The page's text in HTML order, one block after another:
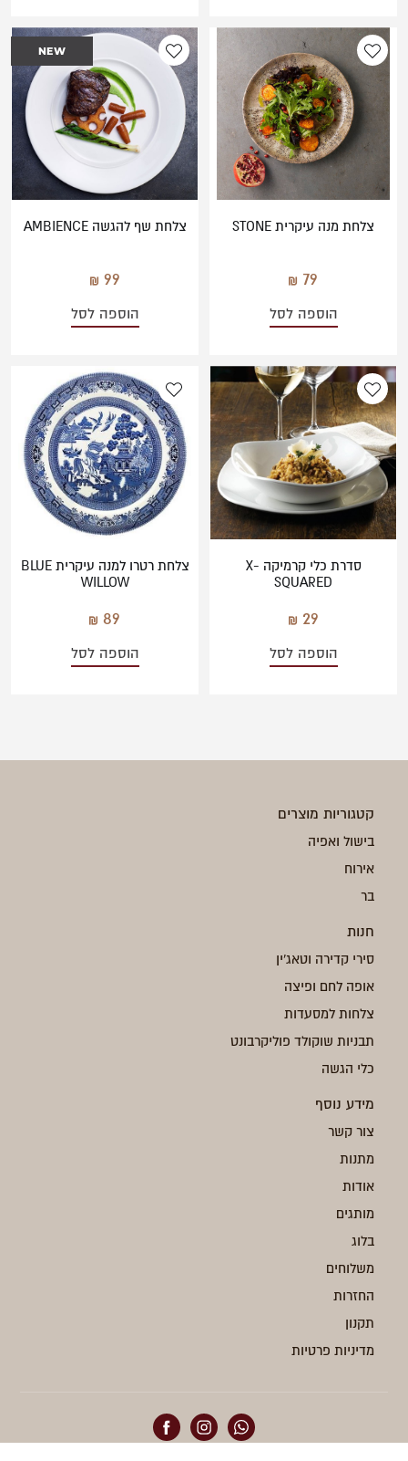
צלחת מנה עיקרית STONE
79
הוספה לסל
NEW
צלחת שף להגשה AMBIENCE
99
הוספה לסל
סדרת כלי קרמיקה X-
SQUARED
29
הוספה לסל
צלחת רטרו למנה עיקרית BLUE
WILLOW
89
הוספה לסל
קטגוריות מוצרים
בישול ואפיה
אירוח
בר
חנות
סירי קדירה וטאג'ין
אופה לחם ופיצה
צלחות למסעדות
תבניות שוקולד פוליקרבונט
כלי הגשה
מידע נוסף
צור קשר
מתנות
אודות
מותגים
בלוג
משלוחים
החזרות
תקנון
מדיניות פרטיות